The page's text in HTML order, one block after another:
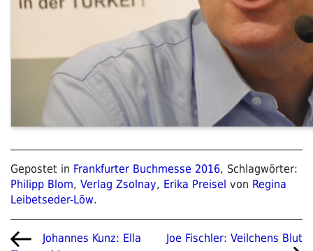
Gepostet in Frankfurter Buchmesse 2016, Schlagwörter:
Philipp Blom, Verlag Zsolnay, Erika Preisel von Regina
Leibetseder-Löw.
Beitragsnavigation
VorherigerJohannes Kunz: Ella
Nächster
Joe Fischler: Veilchens Blut